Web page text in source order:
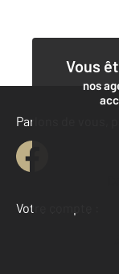
Vous
nos
Parlons de vous,
Votre compte :